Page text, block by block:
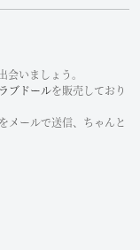
いましょう。
ラブドールを販売しており
メールで送信、ちゃんと